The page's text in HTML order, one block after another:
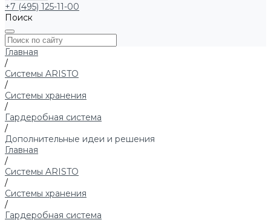
+7 (495) 125-11-00
Поиск
Главная
/
Системы ARISTO
/
Системы хранения
/
Гардеробная система
/
Дополнительные идеи и решения
Главная
/
Системы ARISTO
/
Системы хранения
/
Гардеробная система